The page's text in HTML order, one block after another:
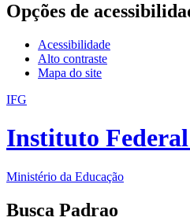
Opções de
Acessibilidade
Alto contraste
Mapa do site
IFG
Instituto
Ministério da Educação
Busca Padrao